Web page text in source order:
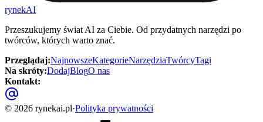
rynekAI
Przeszukujemy świat AI za Ciebie. Od przydatnych narzędzi po
twórców, których warto znać.
Przeglądaj:NajnowszeKategorieNarzędziaTwórcyTagi
Na skróty:DodajBlogO nas
Kontakt:
© 2026 rynekai.pl·Polityka prywatności